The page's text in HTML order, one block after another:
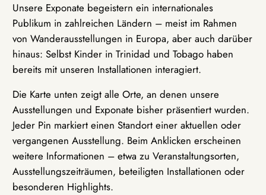
Unsere Exponate begeistern ein internationales
Publikum in zahlreichen Ländern – meist im Rahmen
von Wanderausstellungen in Europa, aber auch darüber
hinaus: Selbst Kinder in Trinidad und Tobago haben
bereits mit unseren Installationen interagiert.
Die Karte unten zeigt alle Orte, an denen unsere
Ausstellungen und Exponate bisher präsentiert wurden.
Jeder Pin markiert einen Standort einer aktuellen oder
vergangenen Ausstellung. Beim Anklicken erscheinen
weitere Informationen – etwa zu Veranstaltungsorten,
Ausstellungszeiträumen, beteiligten Installationen oder
besonderen Highlights.